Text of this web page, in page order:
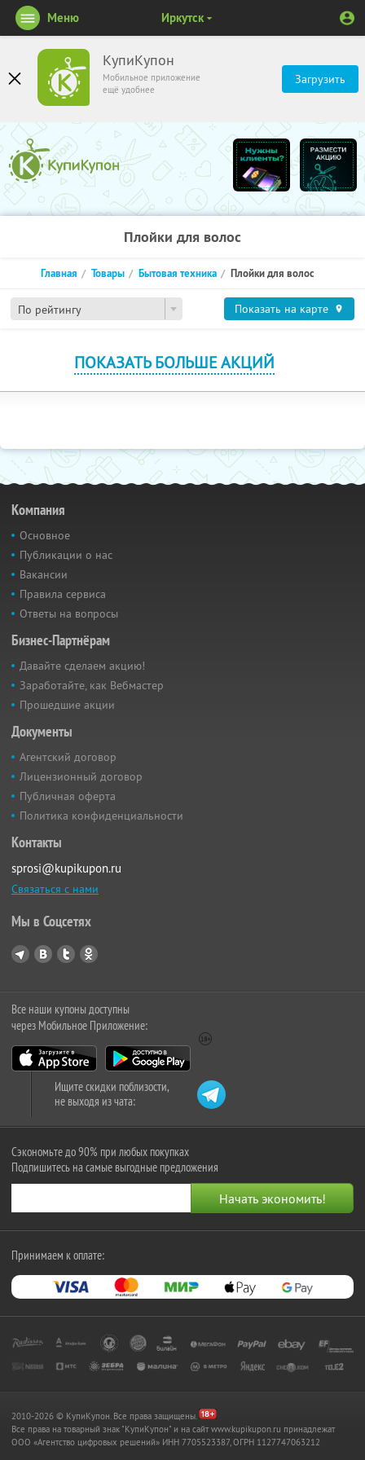
КупиКупон
Мобильное приложение
ещё удобнее
Загрузить
Меню Иркутск
Плойки для волос
По рейтингу
Главная Товары Бытовая техника Плойки для волос
Показать на карте
ПОКАЗАТЬ БОЛЬШЕ АКЦИЙ
Компания
Основное
Публикации о нас
Вакансии
Правила сервиса
Ответы на вопросы
Бизнес-Партнёрам
Давайте сделаем акцию!
Заработайте, как Вебмастер
Прошедшие акции
Документы
Агентский договор
Лицензионный договор
Публичная оферта
Политика конфиденциальности
Контакты
sprosi@kupikupon.ru
Связаться с нами
Мы в Соцсетях
Все наши купоны доступны
через Мобильное Приложение:
Ищите скидки поблизости,
не выходя из чата:
Сэкономьте до 90% при любых покупках
Подпишитесь на самые выгодные предложения
Принимаем к оплате:
2010-2026 © КупиКупон. Все права защищены.
Все права на товарный знак "КупиКупон" и на сайт www.kupikupon.ru принадлежат
OOO «Агентство цифровых решений» ИНН 7705523387, ОГРН 1127747063212